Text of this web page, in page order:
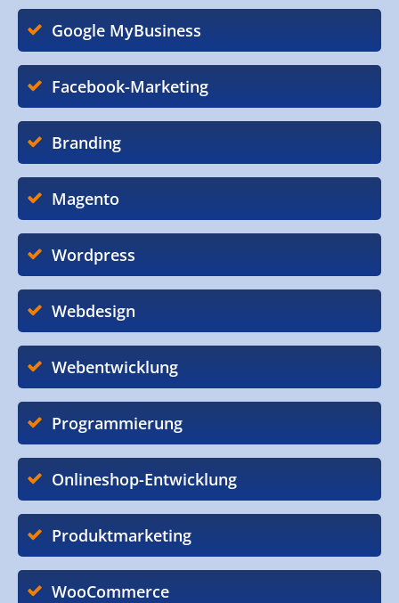
Google MyBusiness
Facebook-Marketing
Branding
Magento
Wordpress
Webdesign
Webentwicklung
Programmierung
Onlineshop-Entwicklung
Produktmarketing
WooCommerce